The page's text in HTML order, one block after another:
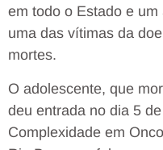
em todo o Estado e
uma das vítimas da
mortes.
O adolescente, que
deu entrada no dia 5
Complexidade em